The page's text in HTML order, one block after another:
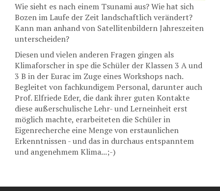
Wie sieht es nach einem Tsunami aus? Wie hat sich
Bozen im Laufe der Zeit landschaftlich verändert?
Kann man anhand von Satellitenbildern Jahreszeiten
unterscheiden?
Diesen und vielen anderen Fragen gingen als
Klimaforscher in spe die Schüler der Klassen 3 A und
3 B in der Eurac im Zuge eines Workshops nach.
Begleitet von fachkundigem Personal, darunter auch
Prof. Elfriede Eder, die dank ihrer guten Kontakte
diese außerschulische Lehr- und Lerneinheit erst
möglich machte, erarbeiteten die Schüler in
Eigenrecherche eine Menge von erstaunlichen
Erkenntnissen - und das in durchaus entspanntem
und angenehmem Klima...;-)